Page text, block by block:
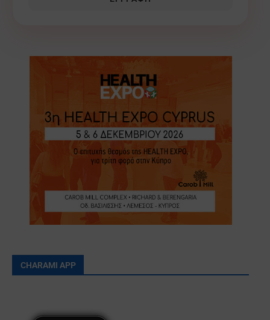
CHARAMI APP